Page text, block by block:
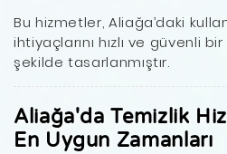
Bu hizmetler, Aliağa’daki
ihtiyaçlarını hızlı ve güvenli
şekilde tasarlanmıştır.
Aliağa'da Temizlik
En Uygun Zamanları